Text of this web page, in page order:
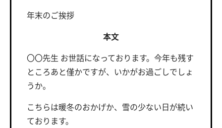
年末のご挨拶
本文
〇〇先生 お世話になっております。今年も残す
ところあと僅かですが、いかがお過ごしでしょ
うか。
こちらは暖冬のおかげか、雪の少ない日が続い
ております。